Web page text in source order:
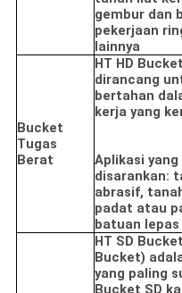
gembur dan
pekerjaan
lainnya
Bucket
Tugas
Berat
HT HD Bucket
dirancang
bertahan
kerja yang
Aplikasi yang
disarankan:
abrasif,
padat atau
batuan lepas
HT SD
Bucket)
yang paling